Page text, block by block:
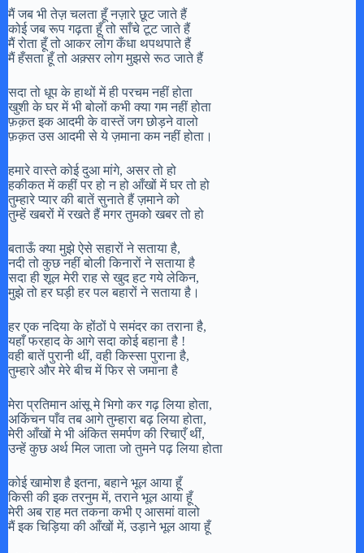
मैं जब भी तेज़ चलता हूँ नज़ारे छूट जाते हैं
कोई जब रूप गढ़ता हूँ तो साँचे टूट जाते हैं
मैं रोता हूँ तो आकर लोग कँधा थपथपाते हैं
मैं हँसता हूँ तो अक़्सर लोग मुझसे रूठ जाते हैं
सदा तो धूप के हाथों में ही परचम नहीं होता
खुशी के घर में भी बोलों कभी क्या गम नहीं होता
फ़क़त इक आदमी के वास्तें जग छोड़ने वालो
फ़क़त उस आदमी से ये ज़माना कम नहीं होता।
हमारे वास्ते कोई दुआ मांगे, असर तो हो
हकीकत में कहीं पर हो न हो आँखों में घर तो हो
तुम्हारे प्यार की बातें सुनाते हैं ज़माने को
तुम्हें खबरों में रखते हैं मगर तुमको खबर तो हो
बताऊँ क्या मुझे ऐसे सहारों ने सताया है,
नदी तो कुछ नहीं बोली किनारों ने सताया है
सदा ही शूल मेरी राह से खुद हट गये लेकिन,
मुझे तो हर घड़ी हर पल बहारों ने सताया है।
हर एक नदिया के होंठों पे समंदर का तराना है,
यहाँ फरहाद के आगे सदा कोई बहाना है !
वही बातें पुरानी थीं, वही किस्सा पुराना है,
तुम्हारे और मेरे बीच में फिर से जमाना है
मेरा प्रतिमान आंसू मे भिगो कर गढ़ लिया होता,
अकिंचन पाँव तब आगे तुम्हारा बढ़ लिया होता,
मेरी आँखों मे भी अंकित समर्पण की रिचाएँ थीं,
उन्हें कुछ अर्थ मिल जाता जो तुमने पढ़ लिया होता
कोई खामोश है इतना, बहाने भूल आया हूँ
किसी की इक तरनुम में, तराने भूल आया हूँ
मेरी अब राह मत तकना कभी ए आसमां वालो
मैं इक चिड़िया की आँखों में, उड़ाने भूल आया हूँ